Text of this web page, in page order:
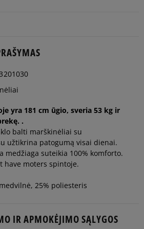
yra 181 cm ūgio, sveria 53 kg ir
.
balti marškinėliai su
užtikrina patogumą visai dienai.
medžiaga suteikia 100% komforto.
have moters spintoje.
25% poliesteris
IR APMOKĖJIMO SĄLYGOS